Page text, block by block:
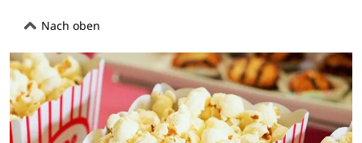
Nach oben